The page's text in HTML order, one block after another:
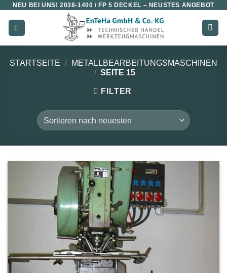
Zum
Inhalt
springen
NEU BEI UNS!2038-1400 / FP 5 DECKEL – NEUSTES ANGEBOT
STARTSEITE /
METALLBEARBEITUNGSMASCHINEN
/ SEITE 15
FILTER